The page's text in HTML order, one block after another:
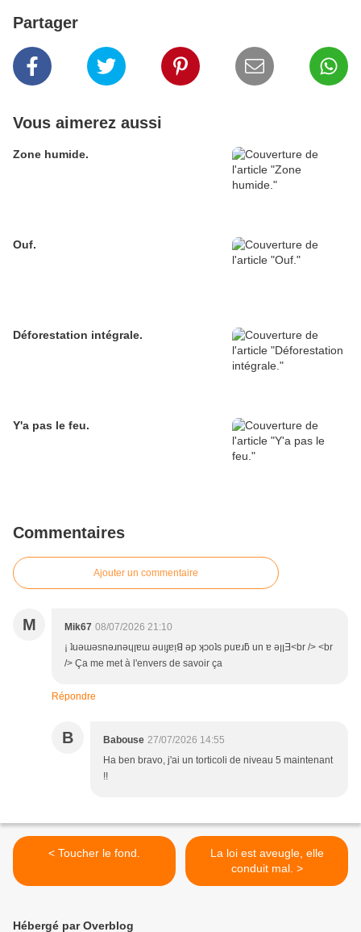
Partager
Vous aimerez aussi
Zone humide.
Ouf.
Déforestation intégrale.
Y'a pas le feu.
Commentaires
Ajouter un commentaire
M Mik67 08/07/2026 21:10
¡ ʇuǝɯǝsnǝɹnǝɥןɐɯ ǝuı̣ɟɐı̣ꓭ ǝp ʞɔoʇs puɐɹƃ un ɐ ǝןןƎ<br /> <br
/> Ça me met à l'envers de savoir ça
Répondre
B Babouse 27/07/2026 14:55
Ha ben bravo, j'ai un torticoli de niveau 5 maintenant
!!
< Toucher le fond.
La loi est aveugle, elle
conduit mal. >
Hébergé par Overblog